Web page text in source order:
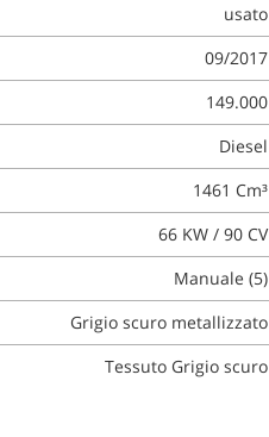
usato
09/2017
149.000
Diesel
1461 Cm³
66 KW / 90 CV
Manuale (5)
Grigio scuro metallizzato
Tessuto Grigio scuro